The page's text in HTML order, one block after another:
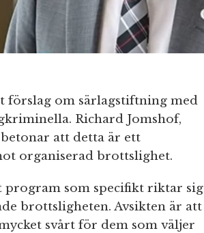
förslag om särlagstiftning med
Richard Jomshof,
att detta är ett
organiserad brottslighet.
som specifikt riktar sig
brottsligheten. Avsikten är att
svårt för dem som väljer